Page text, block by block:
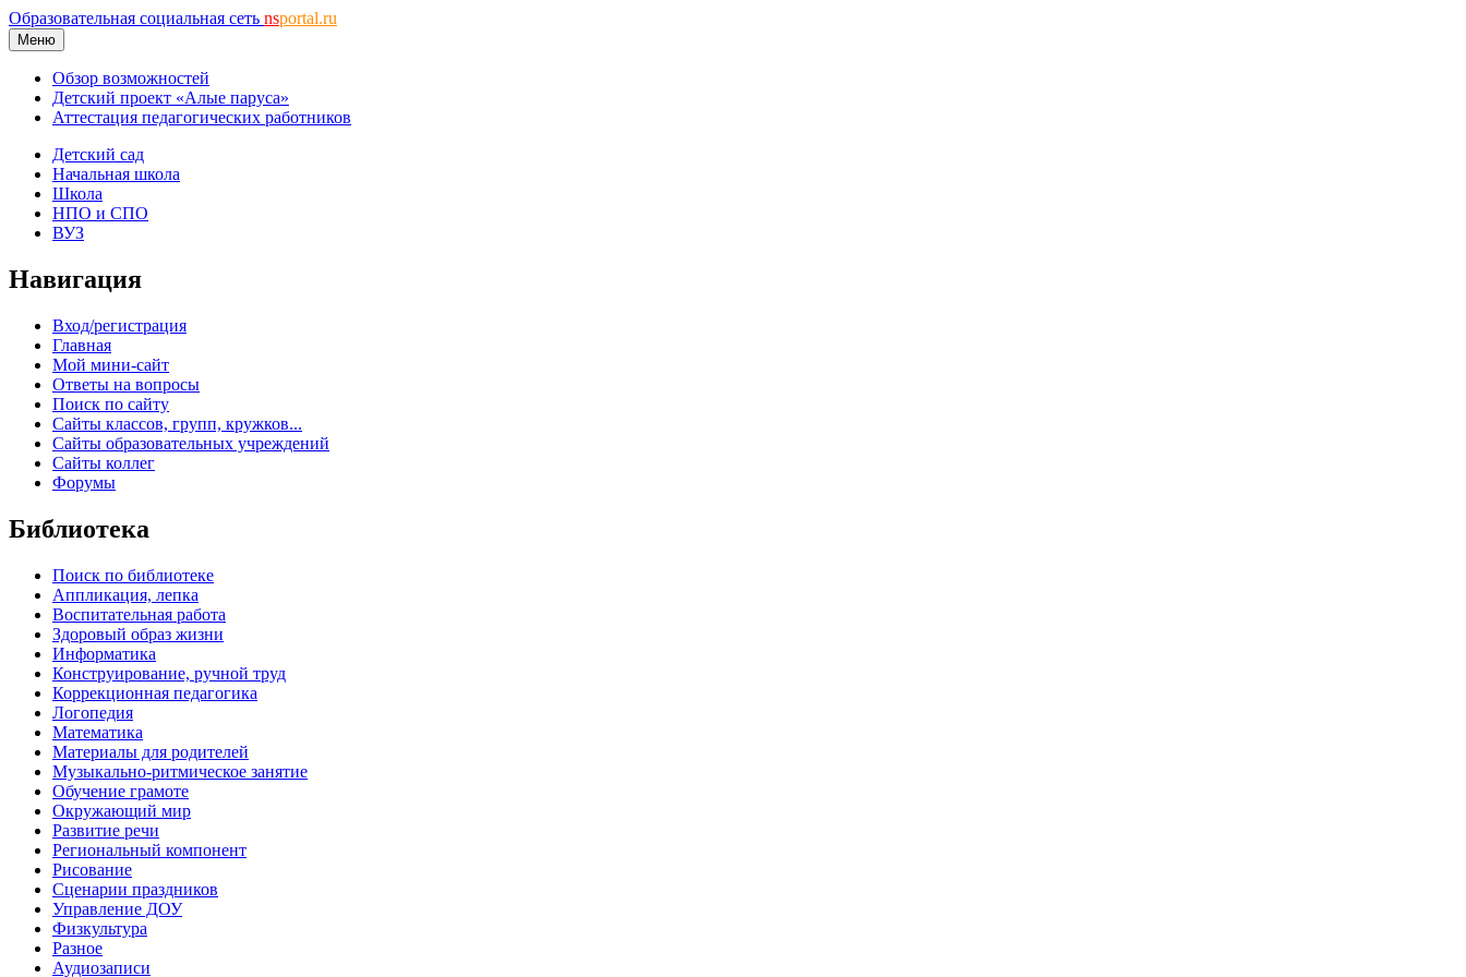
Образовательная социальная сеть nsportal.ru
Меню
Обзор возможностей
Детский проект «Алые паруса»
Аттестация педагогических работников
Детский сад
Начальная школа
Школа
НПО и СПО
ВУЗ
Навигация
Вход/регистрация
Главная
Мой мини-сайт
Ответы на вопросы
Поиск по сайту
Сайты классов, групп, кружков...
Сайты образовательных учреждений
Сайты коллег
Форумы
Библиотека
Поиск по библиотеке
Аппликация, лепка
Воспитательная работа
Здоровый образ жизни
Информатика
Конструирование, ручной труд
Коррекционная педагогика
Логопедия
Математика
Материалы для родителей
Музыкально-ритмическое занятие
Обучение грамоте
Окружающий мир
Развитие речи
Региональный компонент
Рисование
Сценарии праздников
Управление ДОУ
Физкультура
Разное
Аудиозаписи